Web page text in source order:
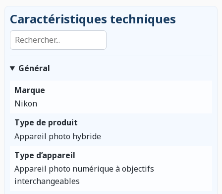
Caractéristiques techniques
Rechercher dans les caractéristiques
Général
Marque
Nikon
Type de produit
Appareil photo hybride
Type d’appareil
Appareil photo numérique à objectifs
interchangeables